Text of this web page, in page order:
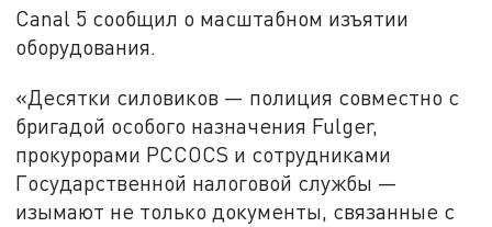
Canal 5 сообщил о масштабном изъятии
оборудования.
«Десятки силовиков — полиция совместно с
бригадой особого назначения Fulger,
прокурорами PCCOCS и сотрудниками
Государственной налоговой службы —
изымают не только документы, связанные с